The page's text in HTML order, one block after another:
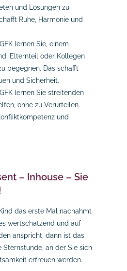
und Lösungen zu
Ruhe, Harmonie und
lernen Sie, einem
Elternteil oder Kollegen
begegnen. Das schafft
und Sicherheit.
lernen Sie streitenden
ohne zu Verurteilen.
und
– Inhouse – Sie
das erste Mal nachahmt
wertschätzend und auf
anspricht, dann ist das
Sternstunde, an der Sie sich
erfreuen werden.